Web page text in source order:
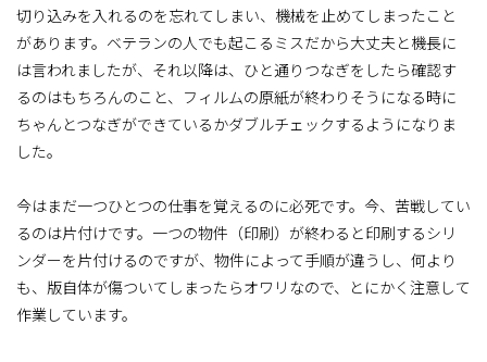
切り込みを入れるのを忘れてしまい、機械を止めてしまったこと
があります。ベテランの人でも起こるミスだから大丈夫と機長に
は言われましたが、それ以降は、ひと通りつなぎをしたら確認す
るのはもちろんのこと、フィルムの原紙が終わりそうになる時に
ちゃんとつなぎができているかダブルチェックするようになりま
した。
今はまだ一つひとつの仕事を覚えるのに必死です。今、苦戦してい
るのは片付けです。一つの物件（印刷）が終わると印刷するシリ
ンダーを片付けるのですが、物件によって手順が違うし、何より
も、版自体が傷ついてしまったらオワリなので、とにかく注意して
作業しています。